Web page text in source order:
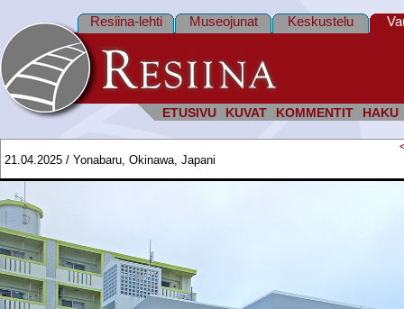
ETUSIVU KUVAT KOMMENTIT HAKU
Resiina-lehti Museojunat Keskustelu
21.04.2025 / Yonabaru, Okinawa, Japani